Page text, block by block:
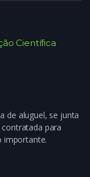
Científica
de aluguel, se junta
para
importante.